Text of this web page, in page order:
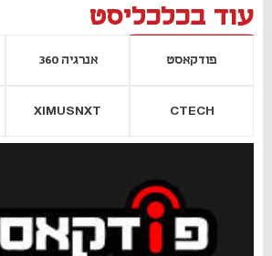
עוד בכלכליסט
פודקאסט אנרגיה 360
CTECH
XIMUSNXT
חדשה